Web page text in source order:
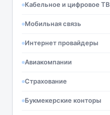
Кабельное и цифровое ТВ
Мобильная связь
Интернет провайдеры
Авиакомпании
Страхование
Букмекерские конторы